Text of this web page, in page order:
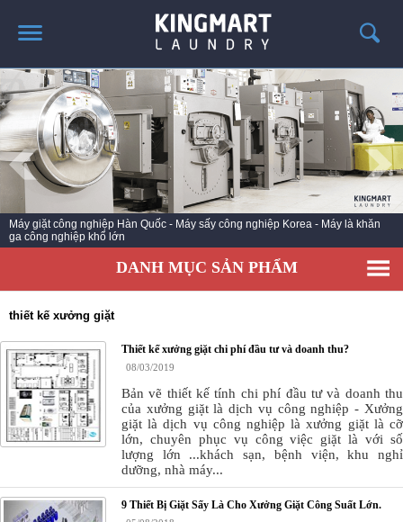
TRANG CHỦ
GIỚI THIỆU
SẢN PHẨM
TIN TỨC GIẶT LÀ
CÔNG TRÌNH TRIỂN KHAI
LIÊN HỆ
Máy giặt công nghiệp Hàn Quốc - Máy sấy công nghiệp Korea - Máy là khăn
ga công nghiệp khổ lớn
DANH MỤC SẢN PHẨM
thiết kế xưởng giặt
Thiết kế xưởng giặt chi phí đầu tư và doanh thu?
08/03/2019
Bản vẽ thiết kế tính chi phí đầu tư và doanh thu
của xưởng giặt là dịch vụ công nghiệp - Xưởng
giặt là dịch vụ công nghiệp là xưởng giặt là cỡ
lớn, chuyên phục vụ công việc giặt là với số
lượng lớn ...khách sạn, bệnh viện, khu nghỉ
dưỡng, nhà máy...
9 Thiết Bị Giặt Sấy Là Cho Xưởng Giặt Công Suất Lớn.